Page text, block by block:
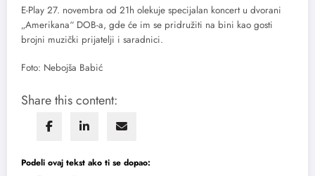
E-Play 27. novembra od 21h olekuje specijalan koncert u dvorani
„Amerikana“ DOB-a, gde će im se pridružiti na bini kao gosti
brojni muzički prijatelji i saradnici.
Foto: Nebojša Babić
Share this content:
Podeli ovaj tekst ako ti se dopao: